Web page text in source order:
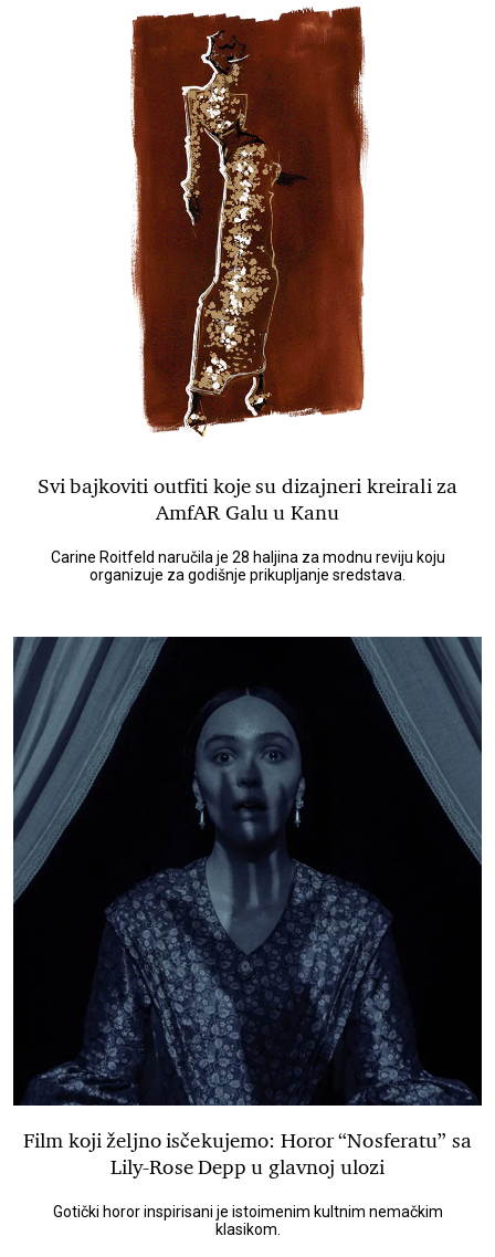
Svi bajkoviti outfiti koje su dizajneri kreirali za
AmfAR Galu u Kanu
Carine Roitfeld naručila je 28 haljina za modnu reviju koju
organizuje za godišnje prikupljanje sredstava.
Film koji željno isčekujemo: Horor “Nosferatu” sa
Lily-Rose Depp u glavnoj ulozi
Gotički horor inspirisani je istoimenim kultnim nemačkim
klasikom.